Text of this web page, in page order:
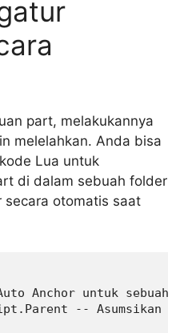
part, melakukannya
melelahkan. Anda bisa
Lua untuk
di dalam sebuah folder
otomatis saat
Anchor untuk sebuah
-- Asumsikan